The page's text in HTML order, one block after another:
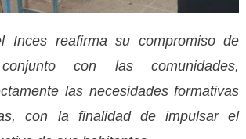
Inces reafirma su compromiso de
con las comunidades,
las necesidades formativas
con la finalidad de impulsar el